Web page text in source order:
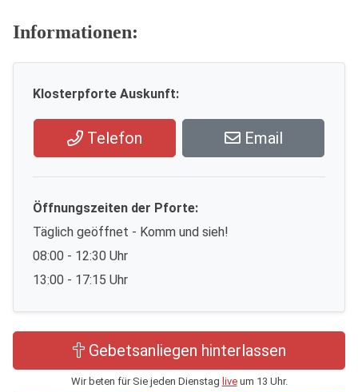
Informationen:
Klosterpforte Auskunft:
Telefon Email
Öffnungszeiten der Pforte:
Täglich geöffnet - Komm und sieh!
08:00 - 12:30 Uhr
13:00 - 17:15 Uhr
Gebetsanliegen hinterlassen
Wir beten für Sie jeden Dienstag liveum 13 Uhr.